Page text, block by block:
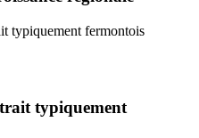
typiquement